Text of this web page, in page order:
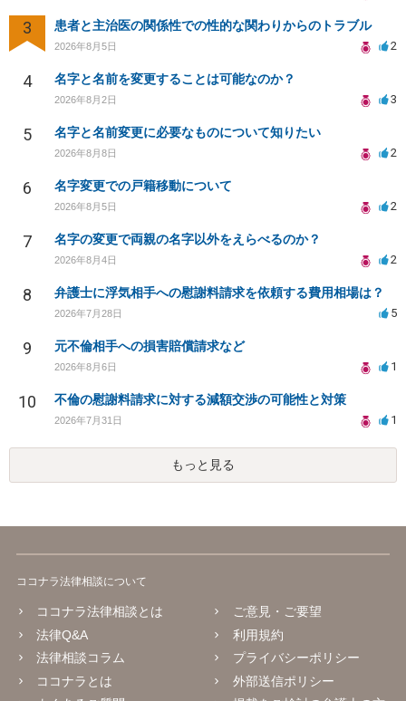
3 患者と主治医の関係性での性的な関わりからのトラブル
2026年8月5日 2
4 名字と名前を変更することは可能なのか？
2026年8月2日 3
5 名字と名前変更に必要なものについて知りたい
2026年8月8日 2
6 名字変更での戸籍移動について
2026年8月5日 2
7 名字の変更で両親の名字以外をえらべるのか？
2026年8月4日 2
8 弁護士に浮気相手への慰謝料請求を依頼する費用相場は？
2026年7月28日 5
9 元不倫相手への損害賠償請求など
2026年8月6日 1
10 不倫の慰謝料請求に対する減額交渉の可能性と対策
2026年7月31日 1
もっと見る
ココナラ法律相談について
ココナラ法律相談とは
法律Q&A
法律相談コラム
ココナラとは
ご意見・ご要望
利用規約
プライバシーポリシー
外部送信ポリシー